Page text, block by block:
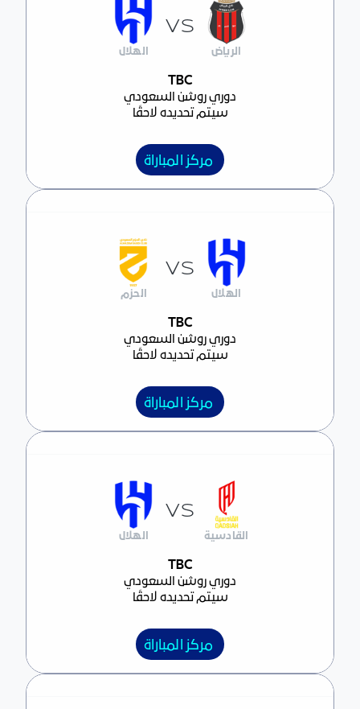
مركز المباراةTBC
دوري روشن السعودي
سيتم تحديده لاحقًا
الرياض
VS
الهلال
مركز المباراة
مركز المباراةTBC
دوري روشن السعودي
سيتم تحديده لاحقًا
الهلال
VS
الحزم
مركز المباراة
مركز المباراةTBC
دوري روشن السعودي
سيتم تحديده لاحقًا
القادسية
VS
الهلال
مركز المباراة